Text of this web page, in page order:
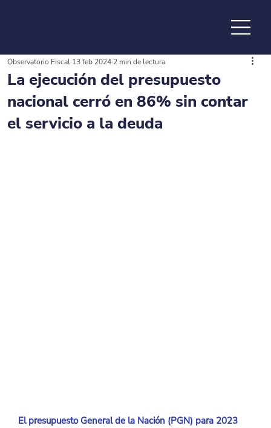
de la
La ejecución del presupuesto
nacional cerró en 86% sin contar
el servicio a la deuda
Observatorio Fiscal 13 feb 2024 2 min de lectura
El presupuesto General de la Nación (PGN) para 2023